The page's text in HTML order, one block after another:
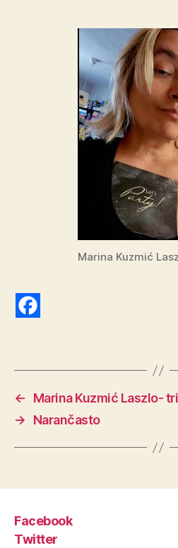
Marina Kuzmić
←
Marina Kuzmić Laszlo-
→
Narančasto
Facebook
Twitter